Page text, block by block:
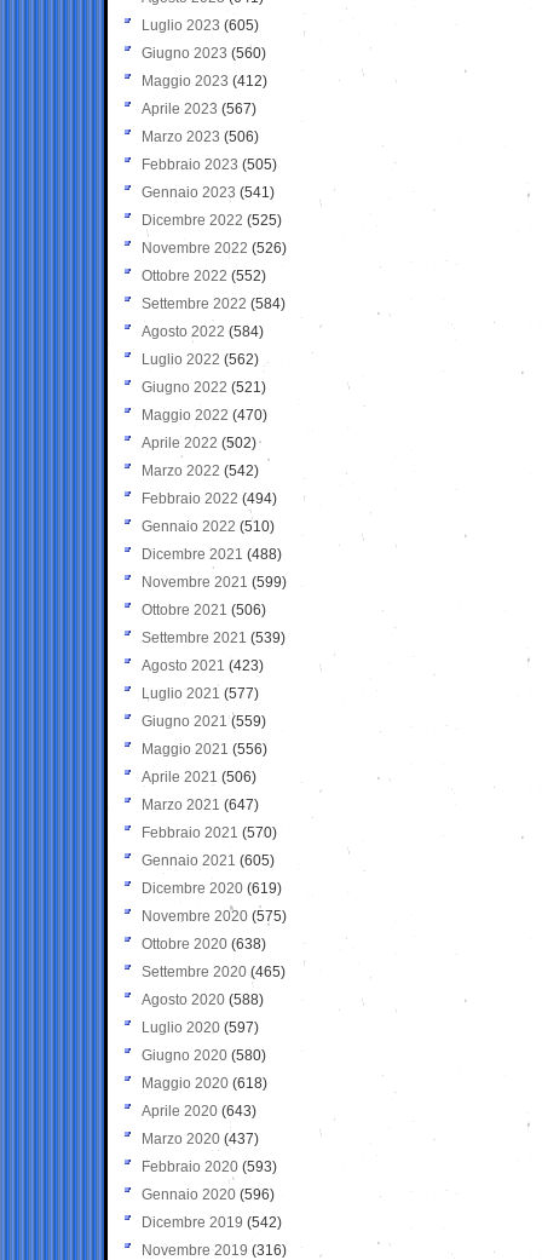
Luglio 2023 (605)
Giugno 2023 (560)
Maggio 2023 (412)
Aprile 2023 (567)
Marzo 2023 (506)
Febbraio 2023 (505)
Gennaio 2023 (541)
Dicembre 2022 (525)
Novembre 2022 (526)
Ottobre 2022 (552)
Settembre 2022 (584)
Agosto 2022 (584)
Luglio 2022 (562)
Giugno 2022 (521)
Maggio 2022 (470)
Aprile 2022 (502)
Marzo 2022 (542)
Febbraio 2022 (494)
Gennaio 2022 (510)
Dicembre 2021 (488)
Novembre 2021 (599)
Ottobre 2021 (506)
Settembre 2021 (539)
Agosto 2021 (423)
Luglio 2021 (577)
Giugno 2021(559)
Maggio 2021 (556)
Aprile 2021 (506)
Marzo 2021 (647)
Febbraio 2021 (570)
Gennaio 2021 (605)
Dicembre 2020 (619)
Novembre 2020 (575)
Ottobre 2020 (638)
Settembre 2020(465)
Agosto 2020 (588)
Luglio 2020 (597)
Giugno 2020 (580)
Maggio 2020 (618)
Aprile 2020 (643)
Marzo 2020 (437)
Febbraio 2020 (593)
Gennaio 2020 (596)
Dicembre 2019 (542)
Novembre 2019 (316)